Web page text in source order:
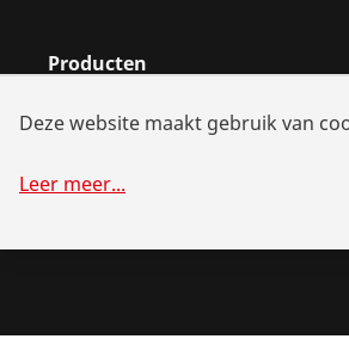
Producten
Service en onderhoud
Koude- en Klimaattechniek
Deze website maakt gebruik van
Leer meer...